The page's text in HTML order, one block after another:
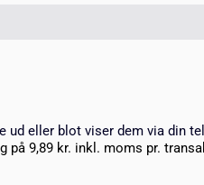
ud eller blot viser dem via din
på 9,89 kr. inkl. moms pr.